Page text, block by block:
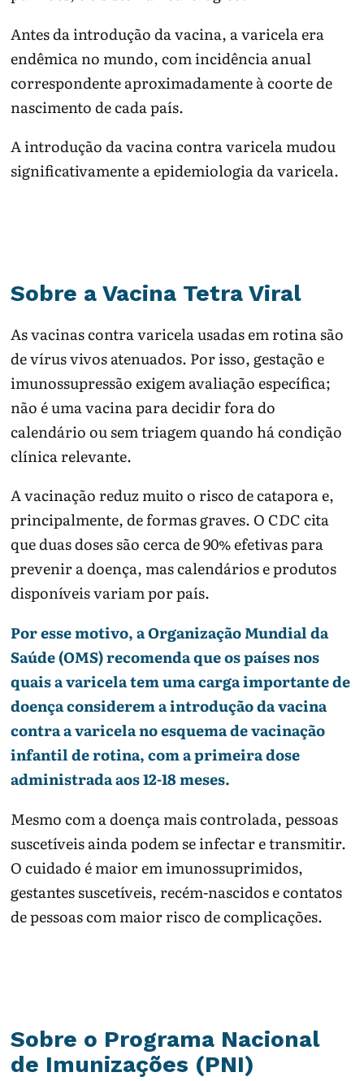
Antes da introdução da vacina, a varicela era
endêmica no mundo, com incidência anual
correspondente aproximadamente à coorte de
nascimento de cada país.
A introdução da vacina contra varicela mudou
significativamente a epidemiologia da varicela.
Sobre a Vacina Tetra Viral
As vacinas contra varicela usadas em rotina são
de vírus vivos atenuados. Por isso, gestação e
imunossupressão exigem avaliação específica;
não é uma vacina para decidir fora do
calendário ou sem triagem quando há condição
clínica relevante.
A vacinação reduz muito o risco de catapora e,
principalmente, de formas graves. O CDC cita
que duas doses são cerca de 90% efetivas para
prevenir a doença, mas calendários e produtos
disponíveis variam por país.
Por esse motivo, a Organização Mundial da
Saúde (OMS) recomenda que os países nos
quais a varicela tem uma carga importante de
doença considerem a introdução da vacina
contra a varicela no esquema de vacinação
infantil de rotina, com a primeira dose
administrada aos 12-18 meses.
Mesmo com a doença mais controlada, pessoas
suscetíveis ainda podem se infectar e transmitir.
O cuidado é maior em imunossuprimidos,
gestantes suscetíveis, recém-nascidos e contatos
de pessoas com maior risco de complicações.
Sobre o Programa Nacional
de Imunizações (PNI)